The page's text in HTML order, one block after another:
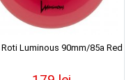
Roti Luminous 90mm/85a Red